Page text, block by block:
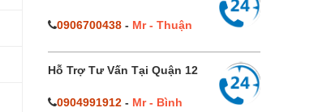
0906700438- Mr - Thuận
Hỗ Trợ Tư Vấn Tại Quận 12
0904991912- Mr - Bình